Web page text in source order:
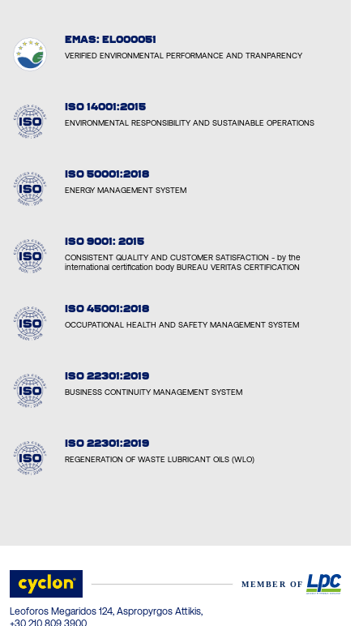
EMAS: EL000051
VERIFIED ENVIRONMENTAL PERFORMANCE AND TRANPARENCY
ISO 14001:2015
ENVIRONMENTAL RESPONSIBILITY AND SUSTAINABLE OPERATIONS
ISO 50001:2018
ENERGY MANAGEMENT SYSTEM
ISO 9001: 2015
CONSISTENT QUALITY AND CUSTOMER SATISFACTION - by the
international certification body BUREAU VERITAS CERTIFICATION
ISO 45001:2018
OCCUPATIONAL HEALTH AND SAFETY MANAGEMENT SYSTEM
ISO 22301:2019
BUSINESS CONTINUITY MANAGEMENT SYSTEM
ISO 22301:2019
REGENERATION OF WASTE LUBRICANT OILS (WLO)
Leoforos Megaridos 124, Aspropyrgos Attikis,
+30 210 809 3900